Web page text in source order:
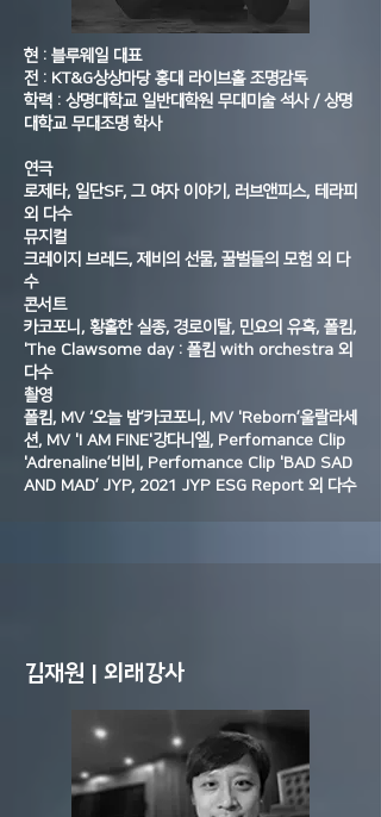
현 : 블루웨일 대표
전 : KT&G상상마당 홍대 라이브홀 조명감독
학력 : 상명대학교 일반대학원 무대미술 석사 / 상명
대학교 무대조명 학사
연극
로제타, 일단SF, 그 여자 이야기, 러브앤피스, 테라피
외 다수
뮤지컬
크레이지 브레드, 제비의 선물, 꿀벌들의 모험 외 다
수
콘서트
카코포니, 황홀한 실종, 경로이탈, 민요의 유혹, 폴킴,
'The Clawsome day : 폴킴 with orchestra 외
다수
촬영
폴킴, MV ‘오늘 밤’카코포니, MV 'Reborn’울랄라세
션, MV 'I AM FINE'강다니엘, Perfomance Clip
'Adrenaline’비비, Perfomance Clip 'BAD SAD
AND MAD’ JYP, 2021 JYP ESG Report 외 다수
김재원 | 외래강사